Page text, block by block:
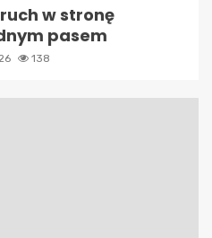
w stronę
pasem
138